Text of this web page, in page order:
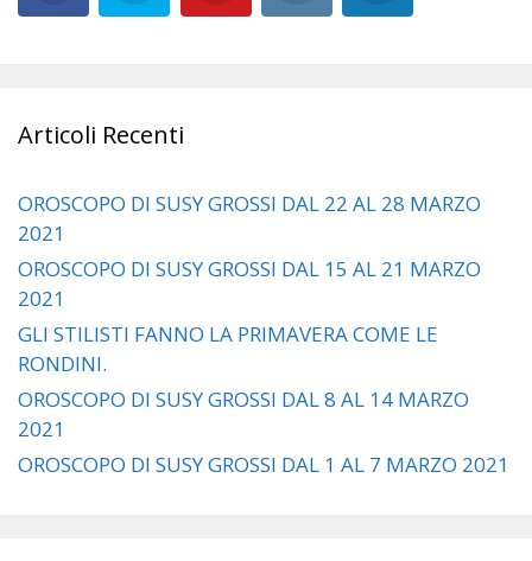
Articoli Recenti
OROSCOPO DI SUSY GROSSI DAL 22 AL 28 MARZO
2021
OROSCOPO DI SUSY GROSSI DAL 15 AL 21 MARZO
2021
GLI STILISTI FANNO LA PRIMAVERA COME LE
RONDINI.
OROSCOPO DI SUSY GROSSI DAL 8 AL 14 MARZO
2021
OROSCOPO DI SUSY GROSSI DAL 1 AL 7 MARZO 2021